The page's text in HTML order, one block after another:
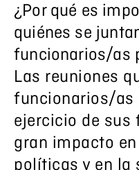
¿Por qué es
quiénes se
funcionarios/as
Las reuniones
funcionarios/as
ejercicio de sus
gran impacto
políticas y en la